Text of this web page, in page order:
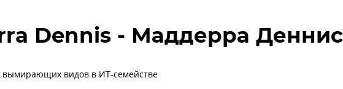
Dennis - Маддерра Деннис
вымирающих видов в ИТ-семействе